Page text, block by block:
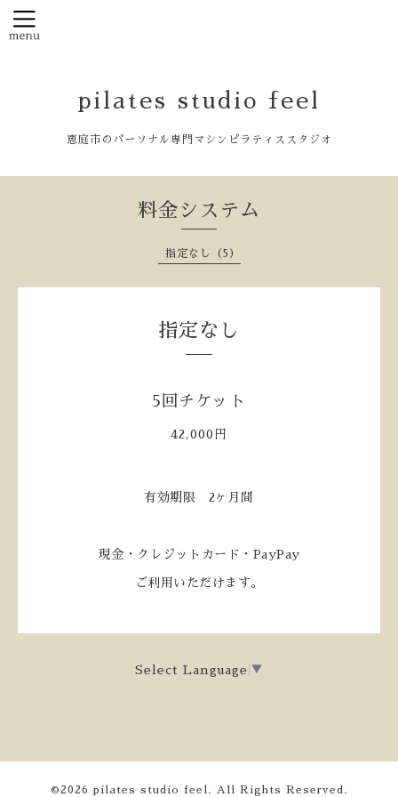
pilates studio feel
恵庭市のパーソナル専門マシンピラティススタジオ
料金システム
指定なし（5）
指定なし
5回チケット
42,000円
有効期限 2ヶ月間
現金・クレジットカード・PayPay
ご利用いただけます。
Select Language ▼
©2026 pilates studio feel . All Rights Reserved.